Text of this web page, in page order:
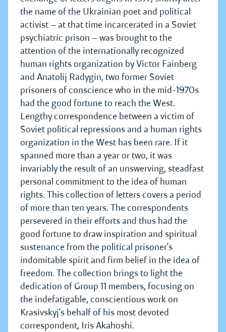
the name of the Ukrainian poet and political
activist — at that time incarcerated in a Soviet
psychiatric prison — was brought to the
attention of the internationally recognized
human rights organization by Victor Fainberg
and Anatolij Radygin, two former Soviet
prisoners of conscience who in the mid-1970s
had the good fortune to reach the West.
Lengthy correspondence between a victim of
Soviet political repressions and a human rights
organization in the West has been rare. If it
spanned more than a year or two, it was
invariably the result of an unswerving, steadfast
personal commitment to the idea of human
rights. This collection of letters covers a period
of more than ten years. The correspondents
persevered in their efforts and thus had the
good fortune to draw inspiration and spiritual
sustenance from the political prisoner’s
indomitable spirit and firm belief in the idea of
freedom. The collection brings to light the
dedication of Group 11 members, focusing on
the indefatigable, conscientious work on
Krasivskyj’s behalf of his most devoted
correspondent, Iris Akahoshi.